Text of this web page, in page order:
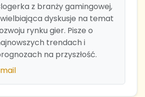
z branży gamingowej,
dyskusje na temat
rynku gier. Pisze o
trendach i
na przyszłość.